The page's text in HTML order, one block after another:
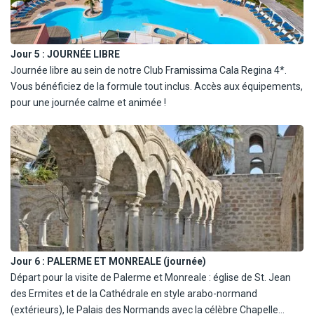
En supplément (option facultative sous réserve des conditions
météorologiques et volcan, 80€/personne, réglement et
réservation sur place, déconseillé en cas de problèmes cardiaques
ou respiratoires) vous avez la possibilité de monter jusqu'à
2800/2900 m, altitude définie en fonction de l'activité volcanique
de l'Etna. A bord du téléphérique, vous montez jusqu'à 2500 m
puis transport en mini-bus 4x4 collectif jusqu'à 2800/2900 m,
sommital et de Valle del Bove.
Déjeuner dans un restaurant. Dans l'après-midi, départ pour
Taormine. Visite du théâtre gréco-romain (entrée en supplément
à régler sur place : 16€/personne) ou temps libre pour flâner dans
les ruelles typiques. Retour à l'hôtel.
Jour 5 : JOURNÉE LIBRE
Journée libre au sein de notre Club Framissima Cala Regina 4*.
Vous bénéficiez de la formule tout inclus. Accès aux équipements,
pour une journée calme et animée !
Jour 6 : PALERME ET MONREALE (journée)
Départ pour la visite de Palerme et Monreale : église de St. Jean
des Ermites et de la Cathédrale en style arabo-normand
(extérieurs), le Palais des Normands avec la célèbre Chapelle